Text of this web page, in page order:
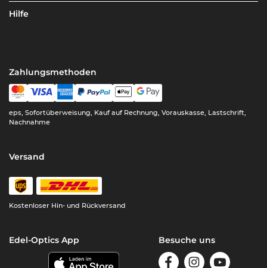
Hilfe
Zahlungsmethoden
eps, Sofortüberweisung, Kauf auf Rechnung, Vorauskasse, Lastschrift,
Nachnahme
Versand
Kostenloser Hin- und Rückversand
Edel-Optics App Besuche uns